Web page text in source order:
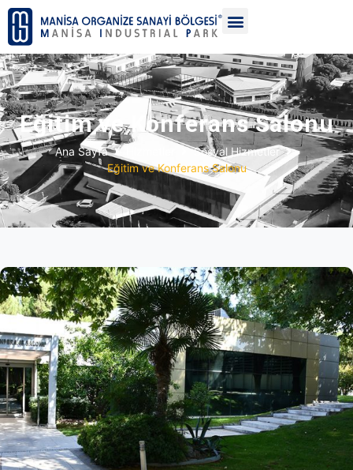
Eğitim ve Konferans Salonu
Ana Sayfa Hizmetler
Sosyal Hizmetler
Eğitim ve Konferans Salonu